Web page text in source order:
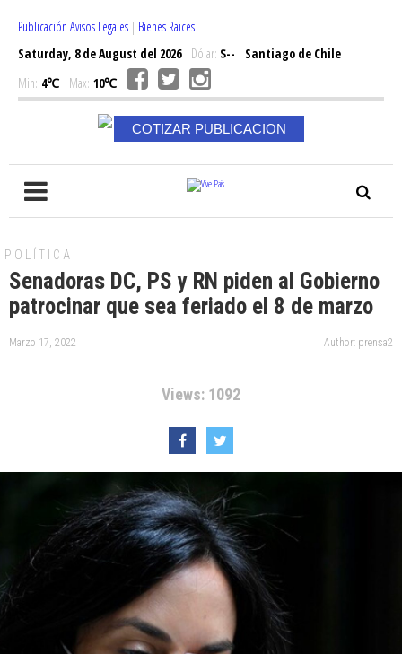
Publicación Avisos Legales | Bienes Raices
Saturday, 8 de August del 2026Dólar: $--
Santiago de Chile
Min: 4℃ Max: 10℃
COTIZAR PUBLICACION
POLÍTICA
Senadoras DC, PS y RN piden al Gobierno
patrocinar que sea feriado el 8 de marzo
Marzo 17, 2022 Author: prensa2
Views: 1092